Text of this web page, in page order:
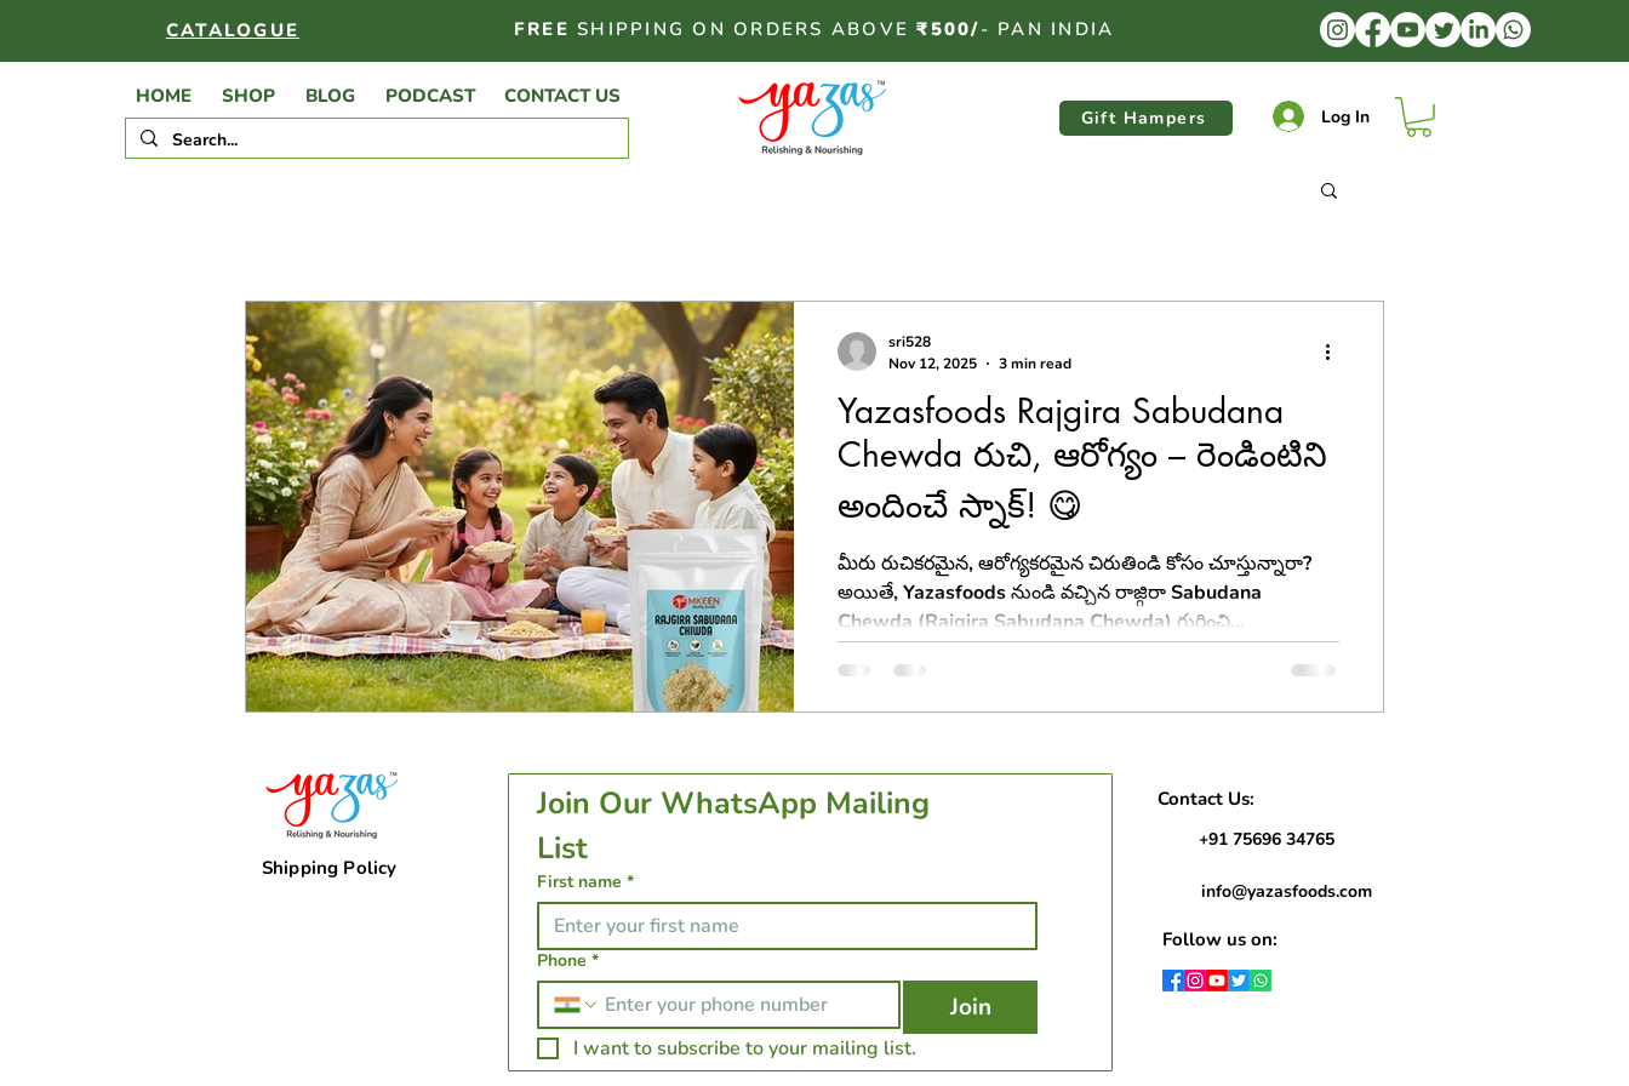
CATALOGUE FREE SHIPPING ON ORDERS ABOVE ₹500/- PAN INDIA
HOME SHOP BLOG PODCAST CONTACT US
Gift Hampers Log In
Yazasfoods Rajgira Sabudana
Chewda రుచి, ఆరోగ్యం – రెండింటిని
అందించే స్నాక్! 😋
మీరు రుచికరమైన, ఆరోగ్యకరమైన చిరుతిండి కోసం చూస్తున్నారా?
అయితే, Yazasfoods నుండి వచ్చిన రాజ్గిరా Sabudana
Chewda (Rajgira Sabudana Chewda) గురించి
తెలుసుకోవాల్సిందే! ఇది మన సంప్రదాయ వంటకాల్లో ఒక ప్రత్యేకమైన
రుచి. ఈ ఆర్టికల్‌లో, ఈ చూడా ప్రత్యేకత ఏంటి, దీన్ని ఇంట్లో ఎలా
తయారు చేసుకోవచ్చు, మరియు దీని ఆరోగ్య ప్రయోజనాలు ఏమిటి
sri528
Nov 12, 2025
3 min read
Shipping Policy
Join Our WhatsApp Mailing
First name *
Phone *
Join
I want to subscribe to your mailing list.
Contact Us:
+91 75696 34765
info@yazasfoods.com
Follow us on: